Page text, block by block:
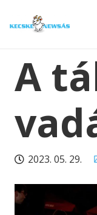
A
2023. 05. 29.